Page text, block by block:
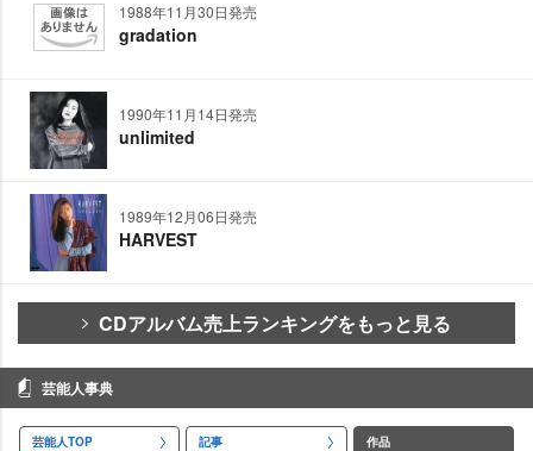
1988年11月30日発売
gradation
1990年11月14日発売
unlimited
1989年12月06日発売
HARVEST
CDアルバム売上ランキングをもっと見る
芸能人事典
芸能人TOP 記事 作品